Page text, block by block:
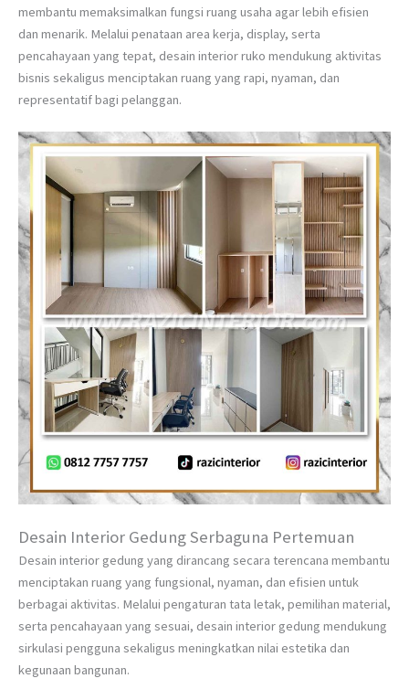
membantu memaksimalkan fungsi ruang usaha agar lebih efisien
dan menarik. Melalui penataan area kerja, display, serta
pencahayaan yang tepat, desain interior ruko mendukung aktivitas
bisnis sekaligus menciptakan ruang yang rapi, nyaman, dan
representatif bagi pelanggan.
Desain Interior Gedung Serbaguna Pertemuan
Desain interior gedung yang dirancang secara terencana membantu
menciptakan ruang yang fungsional, nyaman, dan efisien untuk
berbagai aktivitas. Melalui pengaturan tata letak, pemilihan material,
serta pencahayaan yang sesuai, desain interior gedung mendukung
sirkulasi pengguna sekaligus meningkatkan nilai estetika dan
kegunaan bangunan.